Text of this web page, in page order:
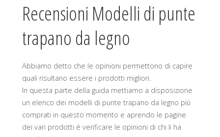
Recensioni Modelli di punte
trapano da legno
Abbiamo detto che le opinioni permettono di capire
quali risultano essere i prodotti migliori.
In questa parte della guida mettiamo a disposizione
un elenco dei modelli di punte trapano da legno più
comprati in questo momento e aprendo le pagine
dei vari prodotti è verificare le opinioni di chi li ha